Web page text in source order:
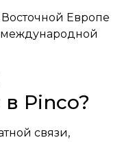
Европе
международной
Pinco?
связи,